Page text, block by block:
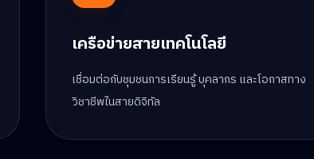
เครือข่ายสายเทคโนโลยี
เชื่อมต่อกับชุมชนการเรียนรู้ บุคลากร และโอกาสทาง
วิชาชีพในสายดิจิทัล